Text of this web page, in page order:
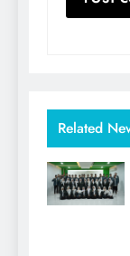
Related